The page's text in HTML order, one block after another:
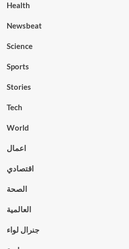
Health
Newsbeat
Science
Sports
Stories
Tech
World
اعمال
اقتصادي
الصحة
العالمية
جنرال لواء